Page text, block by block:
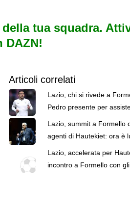
tua squadra.
DAZN!
Articoli correlati
Lazio, chi si rivede a
Pedro presente per
Lazio, summit a Formello
agenti di Hautekiet: ora è
Lazio, accelerata per
incontro a Formello con